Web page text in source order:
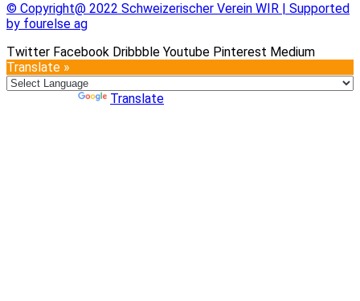
© Copyright@ 2022 Schweizerischer Verein WIR | Supported
by fourelse ag
Twitter Facebook Dribbble Youtube Pinterest Medium
Translate »
Translate